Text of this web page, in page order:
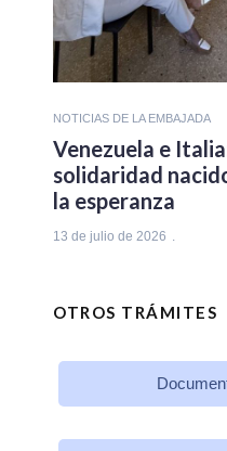
NOTICIAS DE LA EMBAJADA
Venezuela e
solidaridad
la esperanza
13 de julio de 2026
OTROS TRÁMITES